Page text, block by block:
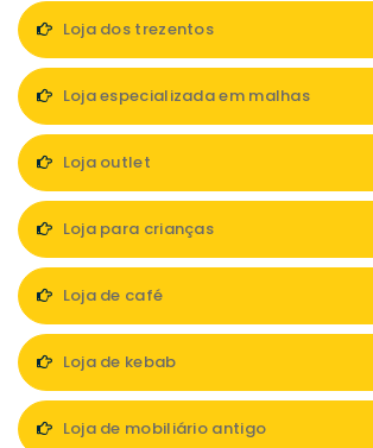
Loja dos trezentos
Loja especializada em malhas
Loja outlet
Loja para crianças
Loja de café
Loja de kebab
Loja de mobiliário antigo